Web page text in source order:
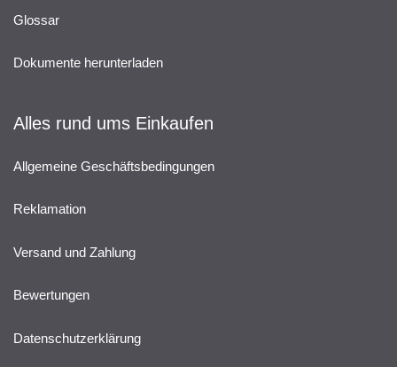
Glossar
Dokumente herunterladen
Alles rund ums Einkaufen
Allgemeine Geschäftsbedingungen
Reklamation
Versand und Zahlung
Bewertungen
Datenschutzerklärung